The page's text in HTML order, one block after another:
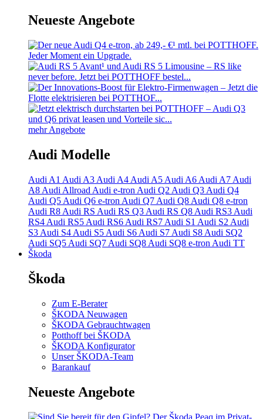
Neueste Angebote
mehr Angebote
Audi Modelle
Audi A1 Audi A3 Audi A4 Audi A5 Audi A6 Audi A7 Audi
A8 Audi Allroad Audi e-tron Audi Q2 Audi Q3 Audi Q4
Audi Q5 Audi Q6 e-tron Audi Q7 Audi Q8 Audi Q8 e-tron
Audi R8 Audi RS Audi RS Q3 Audi RS Q8 Audi RS3 Audi
RS4 Audi RS5 Audi RS6 Audi RS7 Audi S1 Audi S2 Audi
S3 Audi S4 Audi S5 Audi S6 Audi S7 Audi S8 Audi SQ2
Audi SQ5 Audi SQ7 Audi SQ8 Audi SQ8 e-tron Audi TT
Škoda
Škoda
Zum E-Berater
ŠKODA Neuwagen
ŠKODA Gebrauchtwagen
Potthoff bei ŠKODA
ŠKODA Konfigurator
Unser ŠKODA-Team
Barankauf
Neueste Angebote